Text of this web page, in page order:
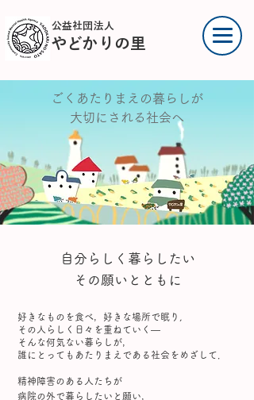
公益社団法人
やどかりの里
ごくあたりまえの暮らしが
​大切にされる社会へ
自分らしく暮らしたい
その願いとともに
好きなものを食べ，好きな場所で眠り,
その人らしく日々を重ねていく―
そんな何気ない暮らしが，
誰にとってもあたりまえである社会をめざして．
精神障害のある人たちが
病院の外で暮らしたいと願い，